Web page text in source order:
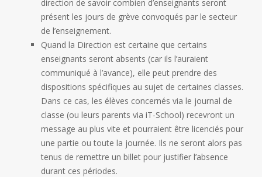
direction de savoir combien d’enseignants seront
présent les jours de grève convoqués par le secteur
de l’enseignement.
Quand la Direction est certaine que certains
enseignants seront absents (car ils l’auraient
communiqué à l’avance), elle peut prendre des
dispositions spécifiques au sujet de certaines classes.
Dans ce cas, les élèves concernés via le journal de
classe (ou leurs parents via iT-School) recevront un
message au plus vite et pourraient être licenciés pour
une partie ou toute la journée. Ils ne seront alors pas
tenus de remettre un billet pour justifier l’absence
durant ces périodes.